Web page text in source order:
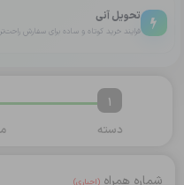
تحویل آنی
فرایند خرید کوتاه و ساده برای سفارش راحت‌تر
1
دسته
شماره همراه(اجباری)